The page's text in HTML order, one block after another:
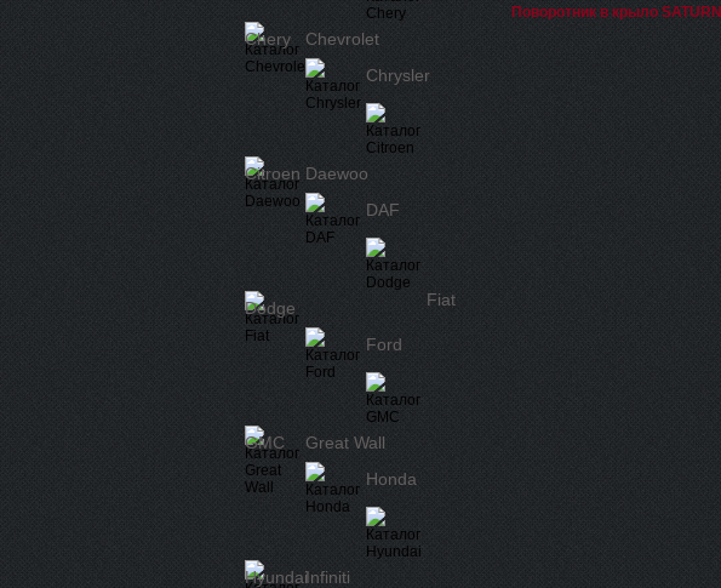
Поворотник в крыло SATURN
Chery
Chevrolet
Chrysler
Citroen Daewoo
DAF
Dodge Fiat
Ford
GMC
Great Wall
Honda
HyundaiInfiniti